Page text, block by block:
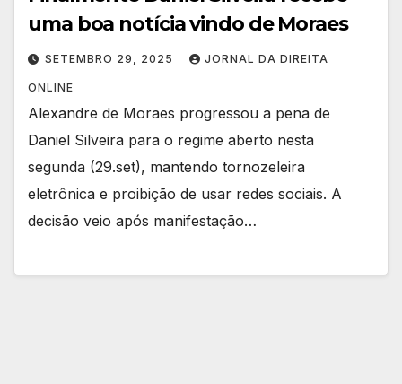
uma boa notícia vindo de Moraes
SETEMBRO 29, 2025 JORNAL DA DIREITA
ONLINE
Alexandre de Moraes progressou a pena de
Daniel Silveira para o regime aberto nesta
segunda (29.set), mantendo tornozeleira
eletrônica e proibição de usar redes sociais. A
decisão veio após manifestação…